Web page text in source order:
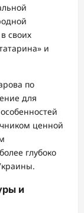
своих
и
по
для
ценной
глубоко
и